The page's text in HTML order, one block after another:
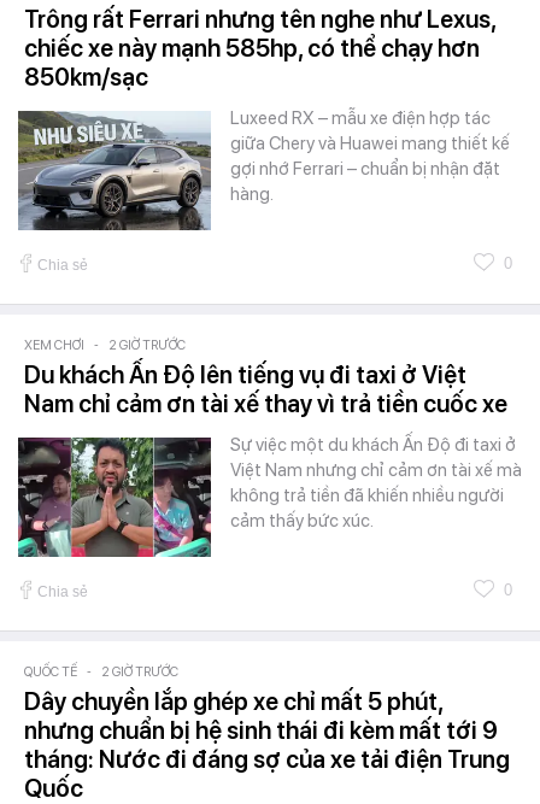
Trông rất Ferrari nhưng tên nghe như Lexus,
chiếc xe này mạnh 585hp, có thể chạy hơn
850km/sạc
Luxeed RX – mẫu xe điện hợp tác
giữa Chery và Huawei mang thiết kế
gợi nhớ Ferrari – chuẩn bị nhận đặt
hàng.
Chia sẻ 0
XEM CHƠI - 2 GIỜ TRƯỚC
Du khách Ấn Độ lên tiếng vụ đi taxi ở Việt
Nam chỉ cảm ơn tài xế thay vì trả tiền cuốc xe
Sự việc một du khách Ấn Độ đi taxi ở
Việt Nam nhưng chỉ cảm ơn tài xế mà
không trả tiền đã khiến nhiều người
cảm thấy bức xúc.
Chia sẻ 0
QUỐC TẾ - 2 GIỜ TRƯỚC
Dây chuyền lắp ghép xe chỉ mất 5 phút,
nhưng chuẩn bị hệ sinh thái đi kèm mất tới 9
tháng: Nước đi đáng sợ của xe tải điện Trung
Quốc